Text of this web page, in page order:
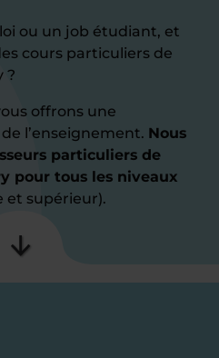
ou un job étudiant, et
cours particuliers de
?
offrons une
l’enseignement. Nous
particuliers de
pour tous les niveaux
et supérieur).